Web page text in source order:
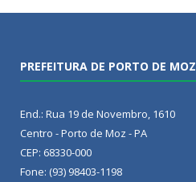
PREFEITURA DE PORTO DE MOZ
End.: Rua 19 de Novembro, 1610
Centro - Porto de Moz - PA
CEP: 68330-000
Fone: (93) 98403-1198